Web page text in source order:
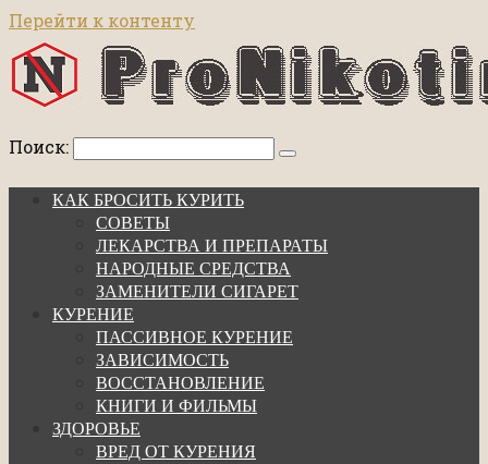
Перейти к контенту
Поиск:
КАК БРОСИТЬ КУРИТЬ
СОВЕТЫ
ЛЕКАРСТВА И ПРЕПАРАТЫ
НАРОДНЫЕ СРЕДСТВА
ЗАМЕНИТЕЛИ СИГАРЕТ
КУРЕНИЕ
ПАССИВНОЕ КУРЕНИЕ
ЗАВИСИМОСТЬ
ВОССТАНОВЛЕНИЕ
КНИГИ И ФИЛЬМЫ
ЗДОРОВЬЕ
ВРЕД ОТ КУРЕНИЯ